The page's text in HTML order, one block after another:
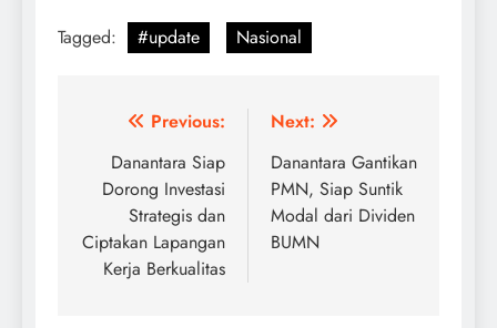
Tagged: #update Nasional
Post
navigation
Previous:
Danantara Siap
Dorong Investasi
Strategis dan
Ciptakan Lapangan
Kerja Berkualitas
Next:
Danantara Gantikan
PMN, Siap Suntik
Modal dari Dividen
BUMN